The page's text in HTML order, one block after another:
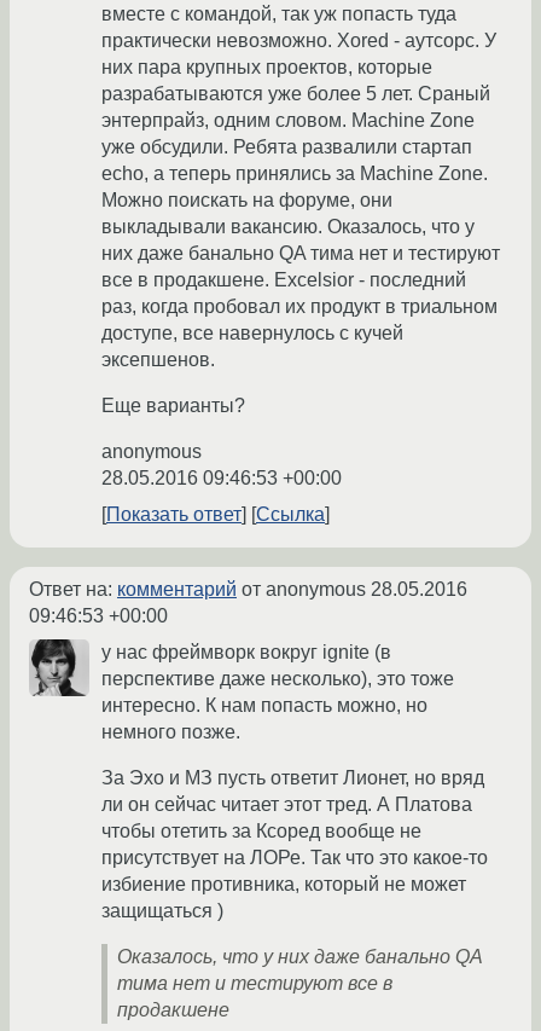
вместе с командой, так уж попасть туда
практически невозможно. Xored - аутсорс. У
них пара крупных проектов, которые
разрабатываются уже более 5 лет. Сраный
энтерпрайз, одним словом. Machine Zone
уже обсудили. Ребята развалили стартап
echo, а теперь принялись за Machine Zone.
Можно поискать на форуме, они
выкладывали вакансию. Оказалось, что у
них даже банально QA тима нет и тестируют
все в продакшене. Excelsior - последний
раз, когда пробовал их продукт в триальном
доступе, все навернулось с кучей
эксепшенов.
Еще варианты?
anonymous
28.05.2016 09:46:53 +00:00
Показать ответ
Ссылка
Ответ на: комментарий от anonymous 28.05.2016
09:46:53 +00:00
у нас фреймворк вокруг ignite (в
перспективе даже несколько), это тоже
интересно. К нам попасть можно, но
немного позже.
За Эхо и МЗ пусть ответит Лионет, но вряд
ли он сейчас читает этот тред. А Платова
чтобы отетить за Ксоред вообще не
присутствует на ЛОРе. Так что это какое-то
избиение противника, который не может
защищаться )
Оказалось, что у них даже банально QA
тима нет и тестируют все в
продакшене